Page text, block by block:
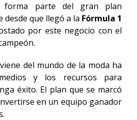
forma parte del gran plan
desde que llegó a la Fórmula 1
por este negocio con el
del mundo de la moda ha
y los recursos para
éxito. El plan que se marcó
en un equipo ganador